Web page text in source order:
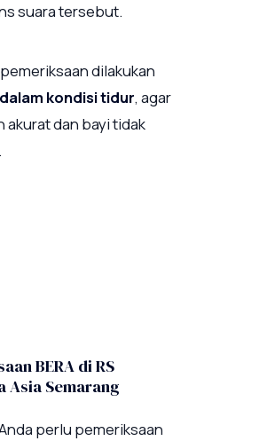
suara tersebut.
dilakukan
dalam kondisi tidur, agar
akurat dan bayi tidak
BERA di RS
Asia Semarang
perlu pemeriksaan